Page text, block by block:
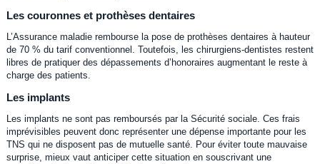
Les couronnes et prothèses dentaires
L’Assurance maladie rembourse la pose de prothèses dentaires à hauteur
de 70 % du tarif conventionnel. Toutefois, les chirurgiens-dentistes restent
libres de pratiquer des dépassements d’honoraires augmentant le reste à
charge des patients.
Les implants
Les implants ne sont pas remboursés par la Sécurité sociale. Ces frais
imprévisibles peuvent donc représenter une dépense importante pour les
TNS qui ne disposent pas de mutuelle santé. Pour éviter toute mauvaise
surprise, mieux vaut anticiper cette situation en souscrivant une